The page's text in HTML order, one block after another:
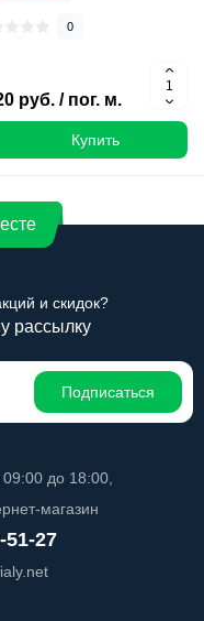
0
руб. / пог. м.
Купить
и скидок?
рассылку
Подписаться
до 18:00,
магазин
51-27